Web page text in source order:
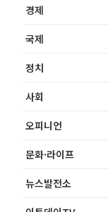
경제
국제
정치
사회
오피니언
문화·라이프
뉴스발전소